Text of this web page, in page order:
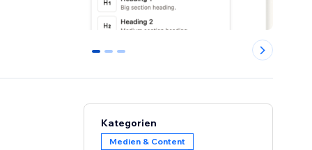
0 1 2
Kategorien
Medien & Content